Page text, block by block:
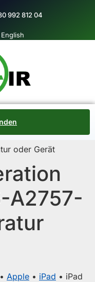
992 812 04
English
oder Gerät
A2757-
• Apple • iPad • iPad